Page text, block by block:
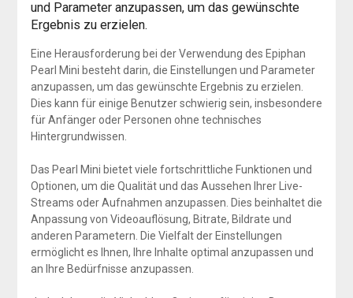
und Parameter anzupassen, um das gewünschte
Ergebnis zu erzielen.
Eine Herausforderung bei der Verwendung des Epiphan
Pearl Mini besteht darin, die Einstellungen und Parameter
anzupassen, um das gewünschte Ergebnis zu erzielen.
Dies kann für einige Benutzer schwierig sein, insbesondere
für Anfänger oder Personen ohne technisches
Hintergrundwissen.
Das Pearl Mini bietet viele fortschrittliche Funktionen und
Optionen, um die Qualität und das Aussehen Ihrer Live-
Streams oder Aufnahmen anzupassen. Dies beinhaltet die
Anpassung von Videoauflösung, Bitrate, Bildrate und
anderen Parametern. Die Vielfalt der Einstellungen
ermöglicht es Ihnen, Ihre Inhalte optimal anzupassen und
an Ihre Bedürfnisse anzupassen.